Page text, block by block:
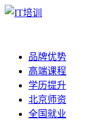
品牌优势
高端课程
学历提升
北京师资
全国就业